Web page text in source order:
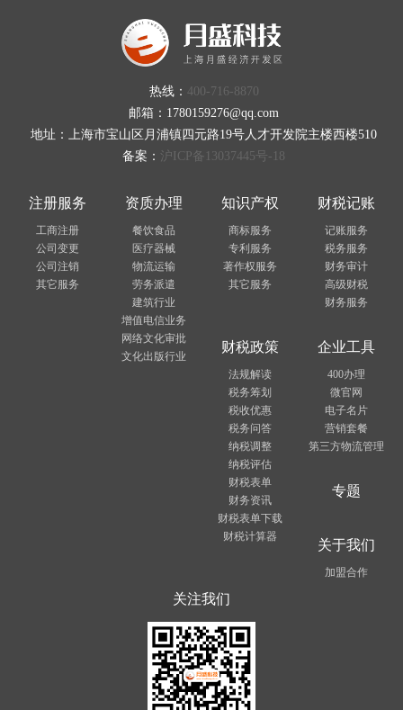
热线： 400-716-8870
邮箱：1780159276@qq.com
地址：上海市宝山区月浦镇四元路19号人才开发院主楼西楼510
备案： 沪ICP备13037445号-18
注册服务
工商注册
公司变更
公司注销
其它服务
资质办理
餐饮食品
医疗器械
物流运输
劳务派遣
建筑行业
增值电信业务
网络文化审批
文化出版行业
知识产权
商标服务
专利服务
著作权服务
其它服务
财税记账
记账服务
税务服务
财务审计
高级财税
财务服务
财税政策
法规解读
税务筹划
税收优惠
税务问答
纳税调整
纳税评估
财税表单
财务资讯
财税表单下载
财税计算器
企业工具
400办理
微官网
电子名片
营销套餐
第三方物流管理
专题
关于我们
加盟合作
关注我们